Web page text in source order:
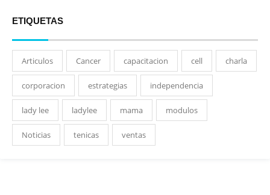
ETIQUETAS
Articulos Cancer capacitacion cell charla
corporacion estrategias independencia
lady lee ladylee mama modulos
Noticias tenicas ventas